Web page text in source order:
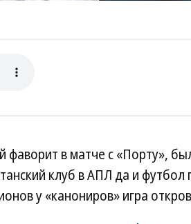
в матче с «Порту»,
клуб в АПЛ да и футбол
у «канониров» игра